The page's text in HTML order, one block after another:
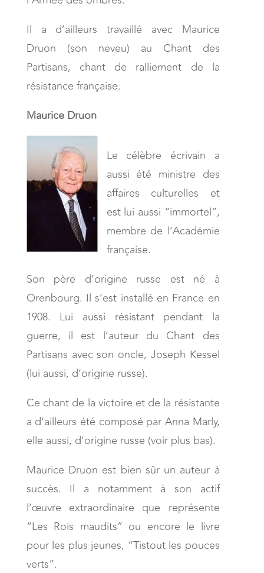
Il a d’ailleurs travaillé avec Maurice
Druon (son neveu) au Chant des
Partisans, chant de ralliement de la
résistance française.
Maurice Druon
Le célèbre écrivain a
aussi été ministre des
affaires culturelles et
est lui aussi “immortel”,
membre de l’Académie
française.
Son père d’origine russe est né à
Orenbourg. Il s’est installé en France en
1908. Lui aussi résistant pendant la
guerre, il est l’auteur du Chant des
Partisans avec son oncle, Joseph Kessel
(lui aussi, d’origine russe).
Ce chant de la victoire et de la résistante
a d’ailleurs été composé par Anna Marly,
elle aussi, d’origine russe (voir plus bas).
Maurice Druon est bien sûr un auteur à
succès. Il a notamment à son actif
l’œuvre extraordinaire que représente
“Les Rois maudits” ou encore le livre
pour les plus jeunes, “Tistout les pouces
verts”.